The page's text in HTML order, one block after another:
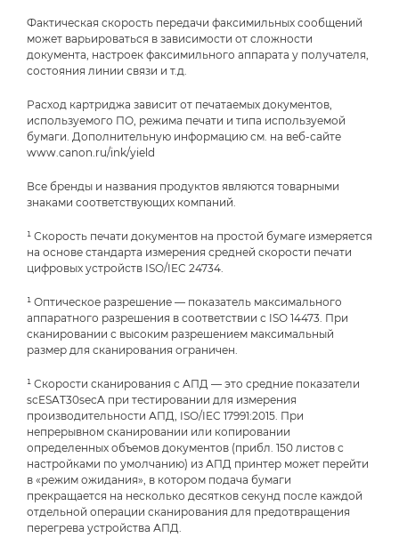
Фактическая скорость передачи факсимильных сообщений
может варьироваться в зависимости от сложности
документа, настроек факсимильного аппарата у получателя,
состояния линии связи и т.д.
Расход картриджа зависит от печатаемых документов,
используемого ПО, режима печати и типа используемой
бумаги. Дополнительную информацию см. на веб-сайте
www.canon.ru/ink/yield
Все бренды и названия продуктов являются товарными
знаками соответствующих компаний.
¹ Скорость печати документов на простой бумаге измеряется
на основе стандарта измерения средней скорости печати
цифровых устройств ISO/IEC 24734.
¹ Оптическое разрешение — показатель максимального
аппаратного разрешения в соответствии с ISO 14473. При
сканировании с высоким разрешением максимальный
размер для сканирования ограничен.
¹ Скорости сканирования с АПД — это средние показатели
scESAT30secA при тестировании для измерения
производительности АПД, ISO/IEC 17991:2015. При
непрерывном сканировании или копировании
определенных объемов документов (прибл. 150 листов с
настройками по умолчанию) из АПД принтер может перейти
в «режим ожидания», в котором подача бумаги
прекращается на несколько десятков секунд после каждой
отдельной операции сканирования для предотвращения
перегрева устройства АПД.